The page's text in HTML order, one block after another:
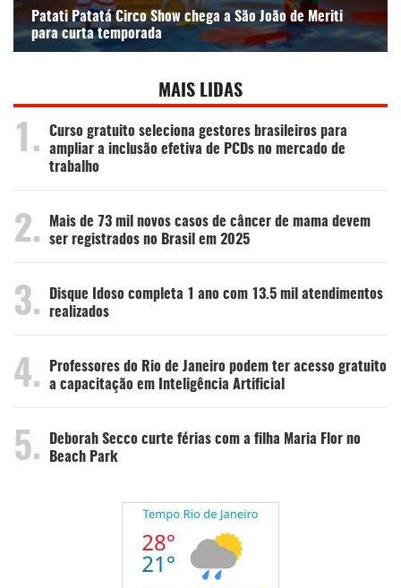
Patati Patatá Circo Show chega a São João de Meriti
para curta temporada
MAIS LIDAS
1.
Curso gratuito seleciona gestores brasileiros para
ampliar a inclusão efetiva de PCDs no mercado de
trabalho
2.
Mais de 73 mil novos casos de câncer de mama devem
ser registrados no Brasil em 2025
3.
Disque Idoso completa 1 ano com 13.5 mil atendimentos
realizados
4.
Professores do Rio de Janeiro podem ter acesso gratuito
a capacitação em Inteligência Artificial
5.
Deborah Secco curte férias com a filha Maria Flor no
Beach Park